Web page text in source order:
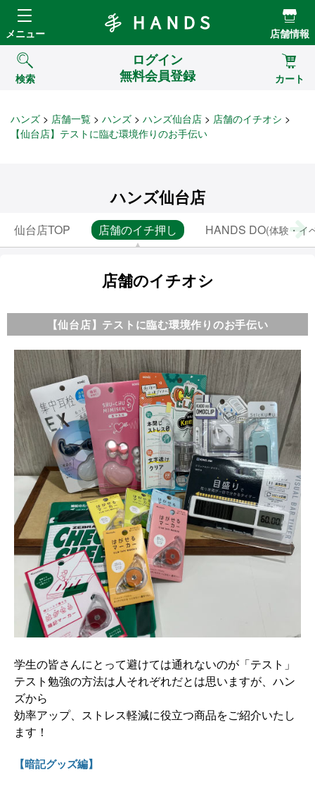
Hands ハンズ
メニュー 店舗情報
検索
ログイン
無料会員登録
カート
ハンズ 店舗一覧 ハンズ ハンズ仙台店
店舗のイチオシ
【仙台店】テストに臨む環境作りのお手伝い
ハンズ仙台店
仙台店TOP 店舗のイチ押し HANDS DO(体験・イ
店舗のイチオシ
【仙台店】テストに臨む環境作りのお手伝い
学生の皆さんにとって避けては通れないのが「テスト」
テスト勉強の方法は人それぞれだとは思いますが、ハン
ズから
効率アップ、ストレス軽減に役立つ商品をご紹介いたし
ます！
【暗記グッズ編】